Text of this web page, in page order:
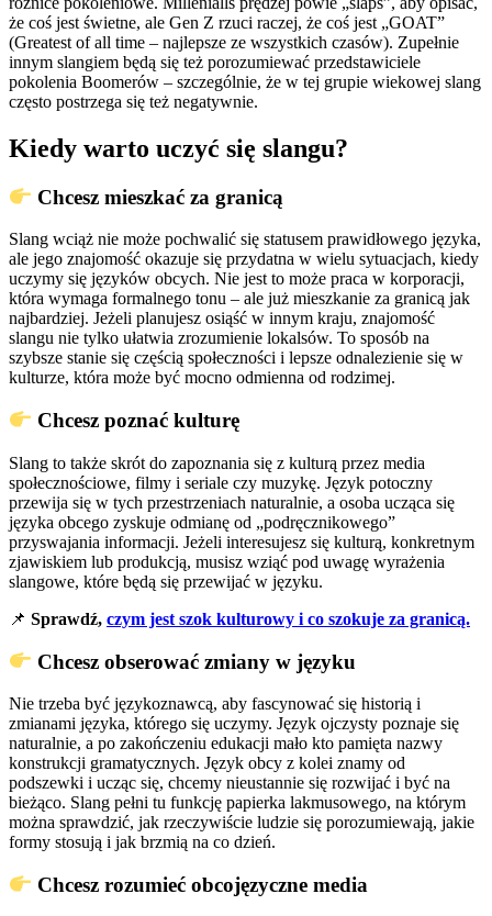
że coś jest świetne, ale Gen Z rzuci raczej, że coś jest „GOAT”
(Greatest of all time – najlepsze ze wszystkich czasów). Zupełnie
innym slangiem będą się też porozumiewać przedstawiciele
pokolenia Boomerów – szczególnie, że w tej grupie wiekowej slang
często postrzega się też negatywnie.
Kiedy warto uczyć się slangu?
Chcesz mieszkać za granicą
Slang wciąż nie może pochwalić się statusem prawidłowego języka,
ale jego znajomość okazuje się przydatna w wielu sytuacjach, kiedy
uczymy się języków obcych. Nie jest to może praca w korporacji,
która wymaga formalnego tonu – ale już mieszkanie za granicą jak
najbardziej. Jeżeli planujesz osiąść w innym kraju, znajomość
slangu nie tylko ułatwia zrozumienie lokalsów. To sposób na
szybsze stanie się częścią społeczności i lepsze odnalezienie się w
kulturze, która może być mocno odmienna od rodzimej.
Chcesz poznać kulturę
Slang to także skrót do zapoznania się z kulturą przez media
społecznościowe, filmy i seriale czy muzykę. Język potoczny
przewija się w tych przestrzeniach naturalnie, a osoba ucząca się
języka obcego zyskuje odmianę od „podręcznikowego”
przyswajania informacji. Jeżeli interesujesz się kulturą, konkretnym
zjawiskiem lub produkcją, musisz wziąć pod uwagę wyrażenia
slangowe, które będą się przewijać w języku.
📌 Sprawdź, czym jest szok kulturowy i co szokuje za granicą.
Chcesz obserować zmiany w języku
Nie trzeba być językoznawcą, aby fascynować się historią i
zmianami języka, którego się uczymy. Język ojczysty poznaje się
naturalnie, a po zakończeniu edukacji mało kto pamięta nazwy
konstrukcji gramatycznych. Język obcy z kolei znamy od
podszewki i ucząc się, chcemy nieustannie się rozwijać i być na
bieżąco. Slang pełni tu funkcję papierka lakmusowego, na którym
można sprawdzić, jak rzeczywiście ludzie się porozumiewają, jakie
formy stosują i jak brzmią na co dzień.
Chcesz rozumieć obcojęzyczne media